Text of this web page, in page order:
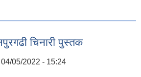
चिनारी पुस्तक
05/2022 - 15:24